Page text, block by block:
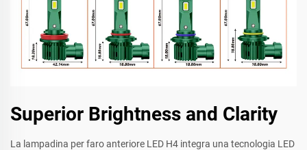
Superior Brightness and Clarity
La lampadina per faro anteriore LED H4 integra una tecnologia LED